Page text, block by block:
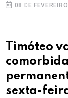
08 DE
Timóteo
sexta-